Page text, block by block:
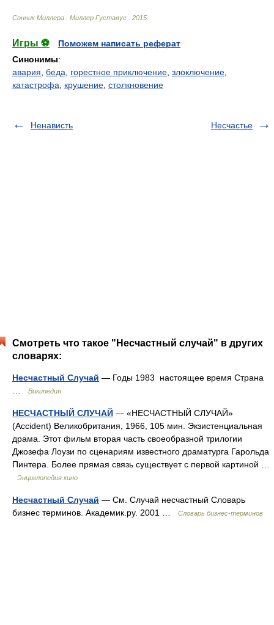
Сонник Миллера Миллер Густавус 2015
Игры ⚽
Поможем написать реферат
Синонимы:
авария беда горестное приключение злоключение
катастрофа
крушение столкновение
Ненависть Несчастье
Смотреть что такое "Несчастный случай" в других
словарях:
Несчастный Случай — Годы 1983 настоящее время Страна
Википедия
НЕСЧАСТНЫЙ СЛУЧАЙ — «НЕСЧАСТНЫЙ СЛУЧАЙ»
(Accident) Великобритания, 1966, 105 мин. Экзистенциальная
драма. Этот фильм вторая часть своеобразной трилогии
Джозефа Лоузи по сценариям известного драматурга Гарольда
Пинтера. Более прямая связь существует с первой картиной …
Энциклопедия кино
Несчастный Случай — См. Случай несчастный Словарь
бизнес терминов. Академик.ру. 2001 …
Словарь бизнес-терминов